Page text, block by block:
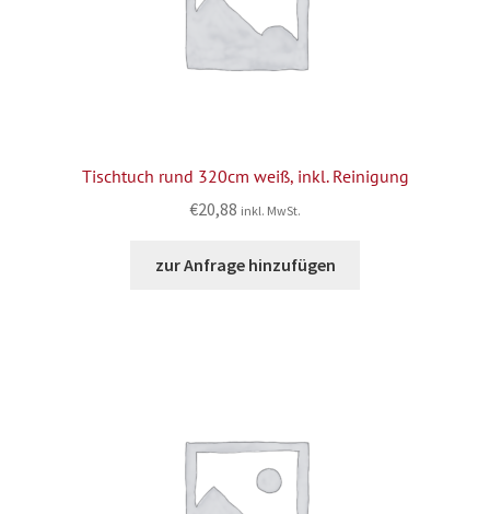
Tischtuch rund 320cm weiß, inkl. Reinigung
€20,88 inkl. MwSt.
zur Anfrage hinzufügen